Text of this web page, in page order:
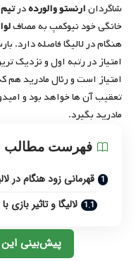
شاگردانارنستو والوردهدرتیم
خانگی خود نیوکمپ به مصاف
تعقیب آن ها خواهد بود و
مادرید بگیرد.
فهرست مطالب
قهرمانی زود هنگام در
لالیگا و تاثیر بازی
پیش‌بینی